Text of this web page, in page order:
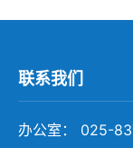
联系我们
办公室： 025-